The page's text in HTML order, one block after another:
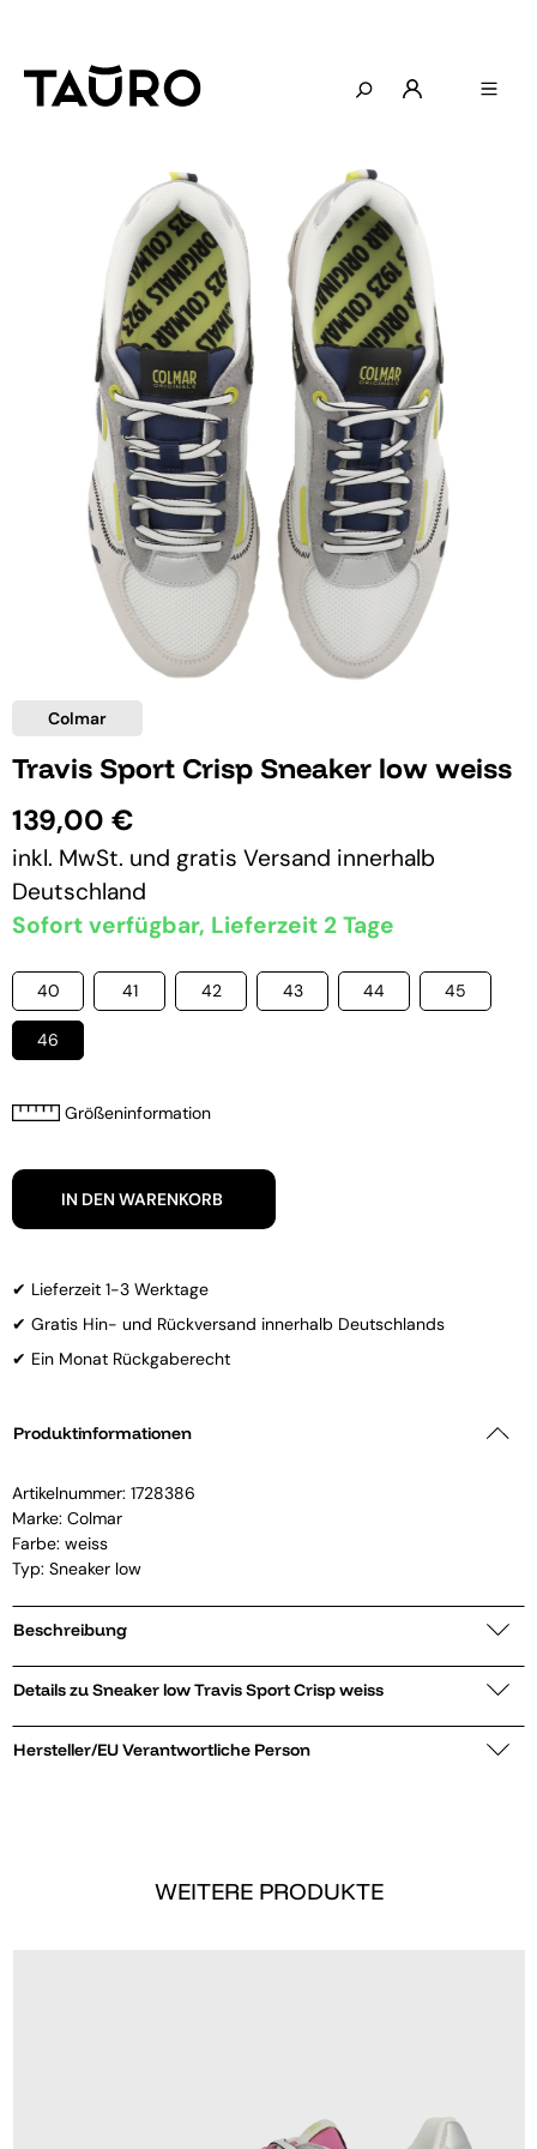
Colmar
Travis Sport Crisp Sneaker low weiss
139,00 €
inkl. MwSt. und gratis Versand innerhalb
Deutschland
Sofort verfügbar, Lieferzeit 2 Tage
40 41 42 43 44 45
46
Größeninformation
IN DEN WARENKORB
✔ Lieferzeit 1-3 Werktage
✔ Gratis Hin- und Rückversand innerhalb Deutschlands
✔ Ein Monat Rückgaberecht
Produktinformationen
Artikelnummer: 1728386
Marke: Colmar
Farbe: weiss
Typ: Sneaker low
Beschreibung
Details zu Sneaker low Travis Sport Crisp weiss
Hersteller/EU Verantwortliche Person
WEITERE PRODUKTE